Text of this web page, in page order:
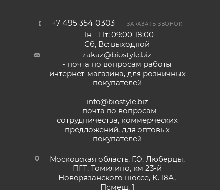
+7 495 354 0303 ЗАКАЗАТЬ ЗВОНОК
Пн - Пт: 09:00-18:00
Сб, Вс: выходной
zakaz@biostyle.biz
- почта по вопросам работы
интернет-магазина, для розничных
покупателей
info@biostyle.biz
- почта по вопросам
сотрудничества, коммерческих
предложений, для оптовых
покупателей
Московская область, Г.О. Люберцы,
ПГТ. Томилино, км 23-й
Новорязанского шоссе, К. 18А,
Помещ. 1